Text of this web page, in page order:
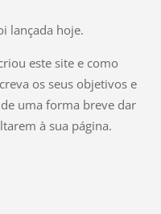
lançada hoje.
este site e como
os seus objetivos e
uma forma breve dar
à sua página.